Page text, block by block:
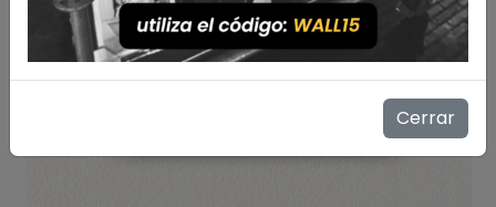
Cerrar